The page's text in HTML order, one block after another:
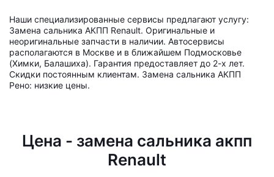
Наши специализированные сервисы предлагают услугу:
Замена сальника АКПП Renault. Оригинальные и
неоригинальные запчасти в наличии. Автосервисы
располагаются в Москве и в ближайшем Подмосковье
(Химки, Балашиха). Гарантия предоставляет до 2-х лет.
Скидки постоянным клиентам. Замена сальника АКПП
Рено: низкие цены.
Цена - замена сальника акпп
Renault